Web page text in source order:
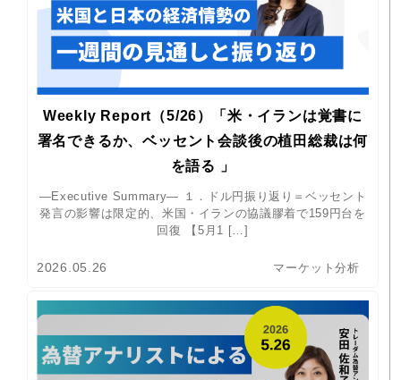
Weekly Report（5/26）「米・イランは覚書に
署名できるか、ベッセント会談後の植田総裁は何
を語る 」
―Executive Summary― １．ドル円振り返り＝ベッセント
発言の影響は限定的、米国・イランの協議膠着で159円台を
回復 【5月1 […]
2026.05.26 マーケット分析